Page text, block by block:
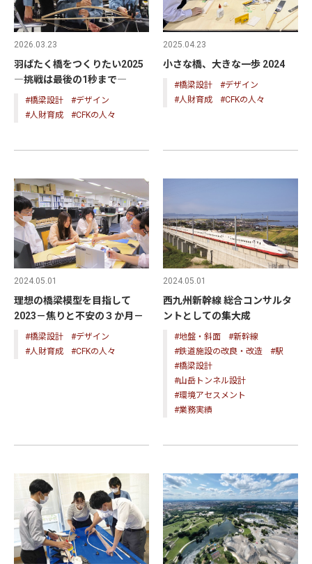
2026.03.23
羽ばたく橋をつくりたい2025
―挑戦は最後の1秒まで―
#橋梁設計
#デザイン
#人財育成
#CFKの人々
2025.04.23
小さな橋、大きな一歩 2024
#橋梁設計
#デザイン
#人財育成
#CFKの人々
2024.05.01
理想の橋梁模型を目指して
2023－焦りと不安の３か月－
#橋梁設計
#デザイン
#人財育成
#CFKの人々
2024.05.01
西九州新幹線 総合コンサルタ
ントとしての集大成
#地盤・斜面
#新幹線
#鉄道施設の改良・改造
#駅
#橋梁設計
#山岳トンネル設計
#環境アセスメント
#業務実績